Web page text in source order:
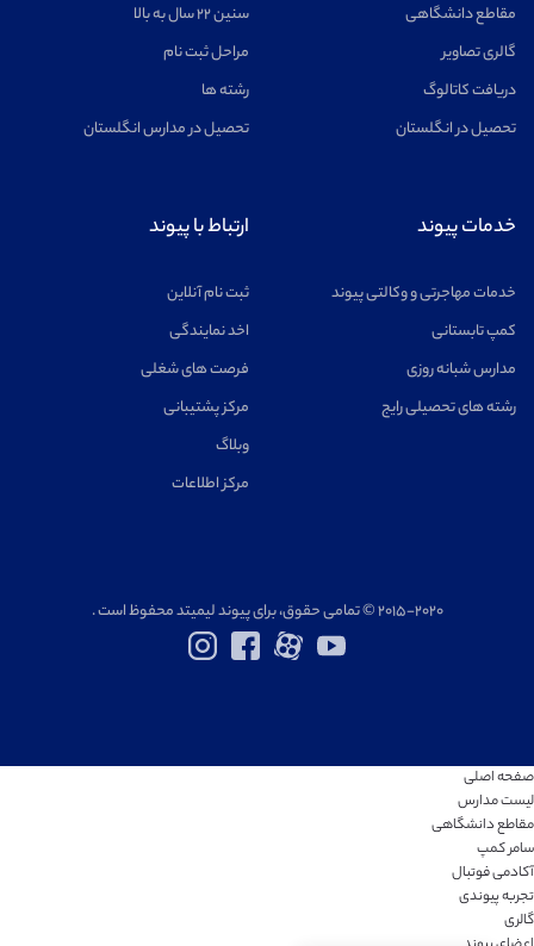
مقاطع دانشگاهی
گالری تصاویر
دریافت کاتالوگ
تحصیل در انگلستان
سنین ۲۲ سال به بالا
مراحل ثبت نام
رشته ها
تحصیل در مدارس انگلستان
خدمات پیوند
خدمات مهاجرتی و وکالتی پیوند
کمپ تابستانی
مدارس شبانه روزی
رشته های تحصیلی رایج
ارتباط با پیوند
ثبت نام آنلاین
اخد نمایندگی
فرصت های شغلی
مرکز پشتیبانی
وبلاگ
مرکز اطلاعات
۲۰۱۵-۲۰۲۰ © تمامی حقوق، برای پیوند لیمیتد محفوظ است .
صفحه اصلی
لیست مدارس
مقاطع دانشگاهی
سامر کمپ
آکادمی فوتبال
تجربه پیوندی
گالری